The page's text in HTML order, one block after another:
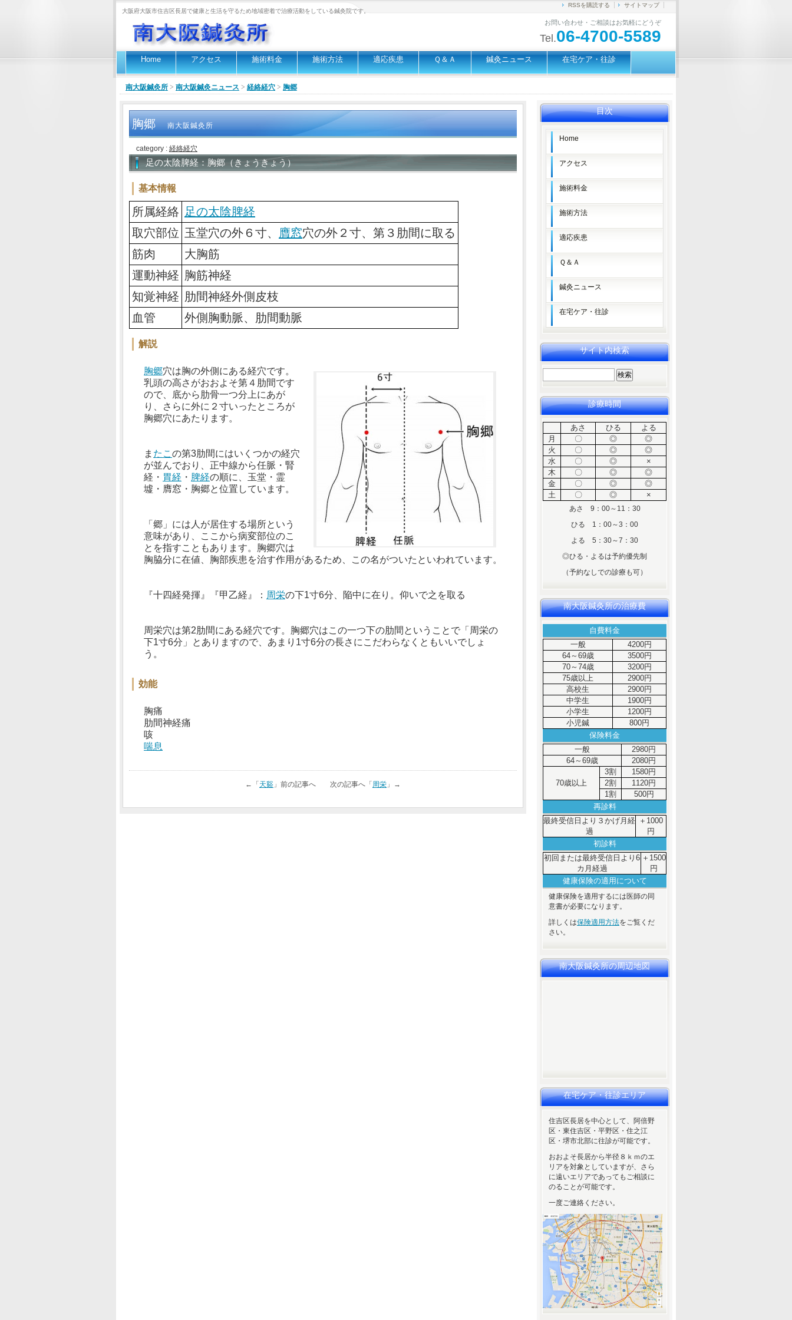
大阪府大阪市住吉区長居で健康と生活を守るため地域密着で治療活動をしている鍼灸院です。
お問い合わせ・ご相談はお気軽にどうぞ
Tel.06-4700-5589
RSSを購読する サイトマップ
Home アクセス 施術料金 施術方法 適応疾患 Ｑ＆Ａ 鍼灸ニュース 在宅ケア・往診
南大阪鍼灸所 > 南大阪鍼灸ニュース > 経絡経穴 > 胸郷
胸郷 南大阪鍼灸所
category : 経絡経穴
足の太陰脾経：胸郷（きょうきょう）
基本情報
所属経絡 足の太陰脾経
取穴部位 玉堂穴の外６寸、 膺窓穴の外２寸、第３肋間に取る
筋肉
大胸筋
運動神経 胸筋神経
知覚神経 肋間神経外側皮枝
血管
外側胸動脈、肋間動脈
解説
胸郷穴は胸の外側にある経穴です。
乳頭の高さがおおよそ第４肋間です
ので、底から肋骨一つ分上にあが
り、さらに外に２寸いったところが
胸郷穴にあたります。
ま たこ の第3肋間にはいくつかの経穴
が並んでおり、正中線から任脈・腎
経・ 胃経 ・ 脾経の順に、玉堂・霊
墟・膺窓・胸郷と位置しています。
「郷」には人が居住する場所という
意味があり、ここから病変部位のこ
とを指すこともあります。胸郷穴は
胸脇分に在値、胸部疾患を治す作用があるため、この名がついたといわれています。
『十四経発揮』『甲乙経』： 周栄の下1寸6分、陥中に在り。仰いで之を取る
周栄穴は第2肋間にある経穴です。胸郷穴はこの一つ下の肋間ということで「周栄の
下1寸6分」とありますので、あまり1寸6分の長さにこだわらなくともいいでしょ
う。
効能
胸痛
肋間神経痛
咳
喘息
←「 天谿 」前の記事へ 次の記事へ「 周栄 」→
目次
Home
アクセス
施術料金
施術方法
適応疾患
Ｑ＆Ａ
鍼灸ニュース
在宅ケア・往診
サイト内検索
索:
診療時間
あさ ひる
よる
月
〇 ◎
◎
火
〇 ◎
◎
水
〇 ◎
×
木
〇 ◎
◎
金
〇 ◎
◎
土
〇 ◎ ×
あさ 9：00～11：30
ひる 1：00～3：00
よる 5：30～7：30
◎ひる・よるは予約優先制
（予約なしでの診療も可）
南大阪鍼灸所の治療費
自費料金
一般
4200円
64～69歳
3500円
70～74歳
3200円
75歳以上
2900円
高校生
2900円
中学生
1900円
小学生
1200円
小児鍼
800円
保険料金
一般
2980円
64～69歳
2080円
70歳以上
3割
1580円
2割
1120円
1割
500円
再診料
最終受信日より３かげ月経
過
＋1000
円
初診料
初回または最終受信日より6
カ月経過
＋1500
円
健康保険の適用について
健康保険を適用するには医師の同
意書が必要になります。
詳しくは保険適用方法をご覧くだ
さい。
南大阪鍼灸所の周辺地図
在宅ケア・往診エリア
住吉区長居を中心として、阿倍野
区・東住吉区・平野区・住之江
区・堺市北部に往診が可能です。
おおよそ長居から半径８ｋｍのエ
リアを対象としていますが、さら
に遠いエリアであってもご相談に
のることが可能です。
一度ご連絡ください。